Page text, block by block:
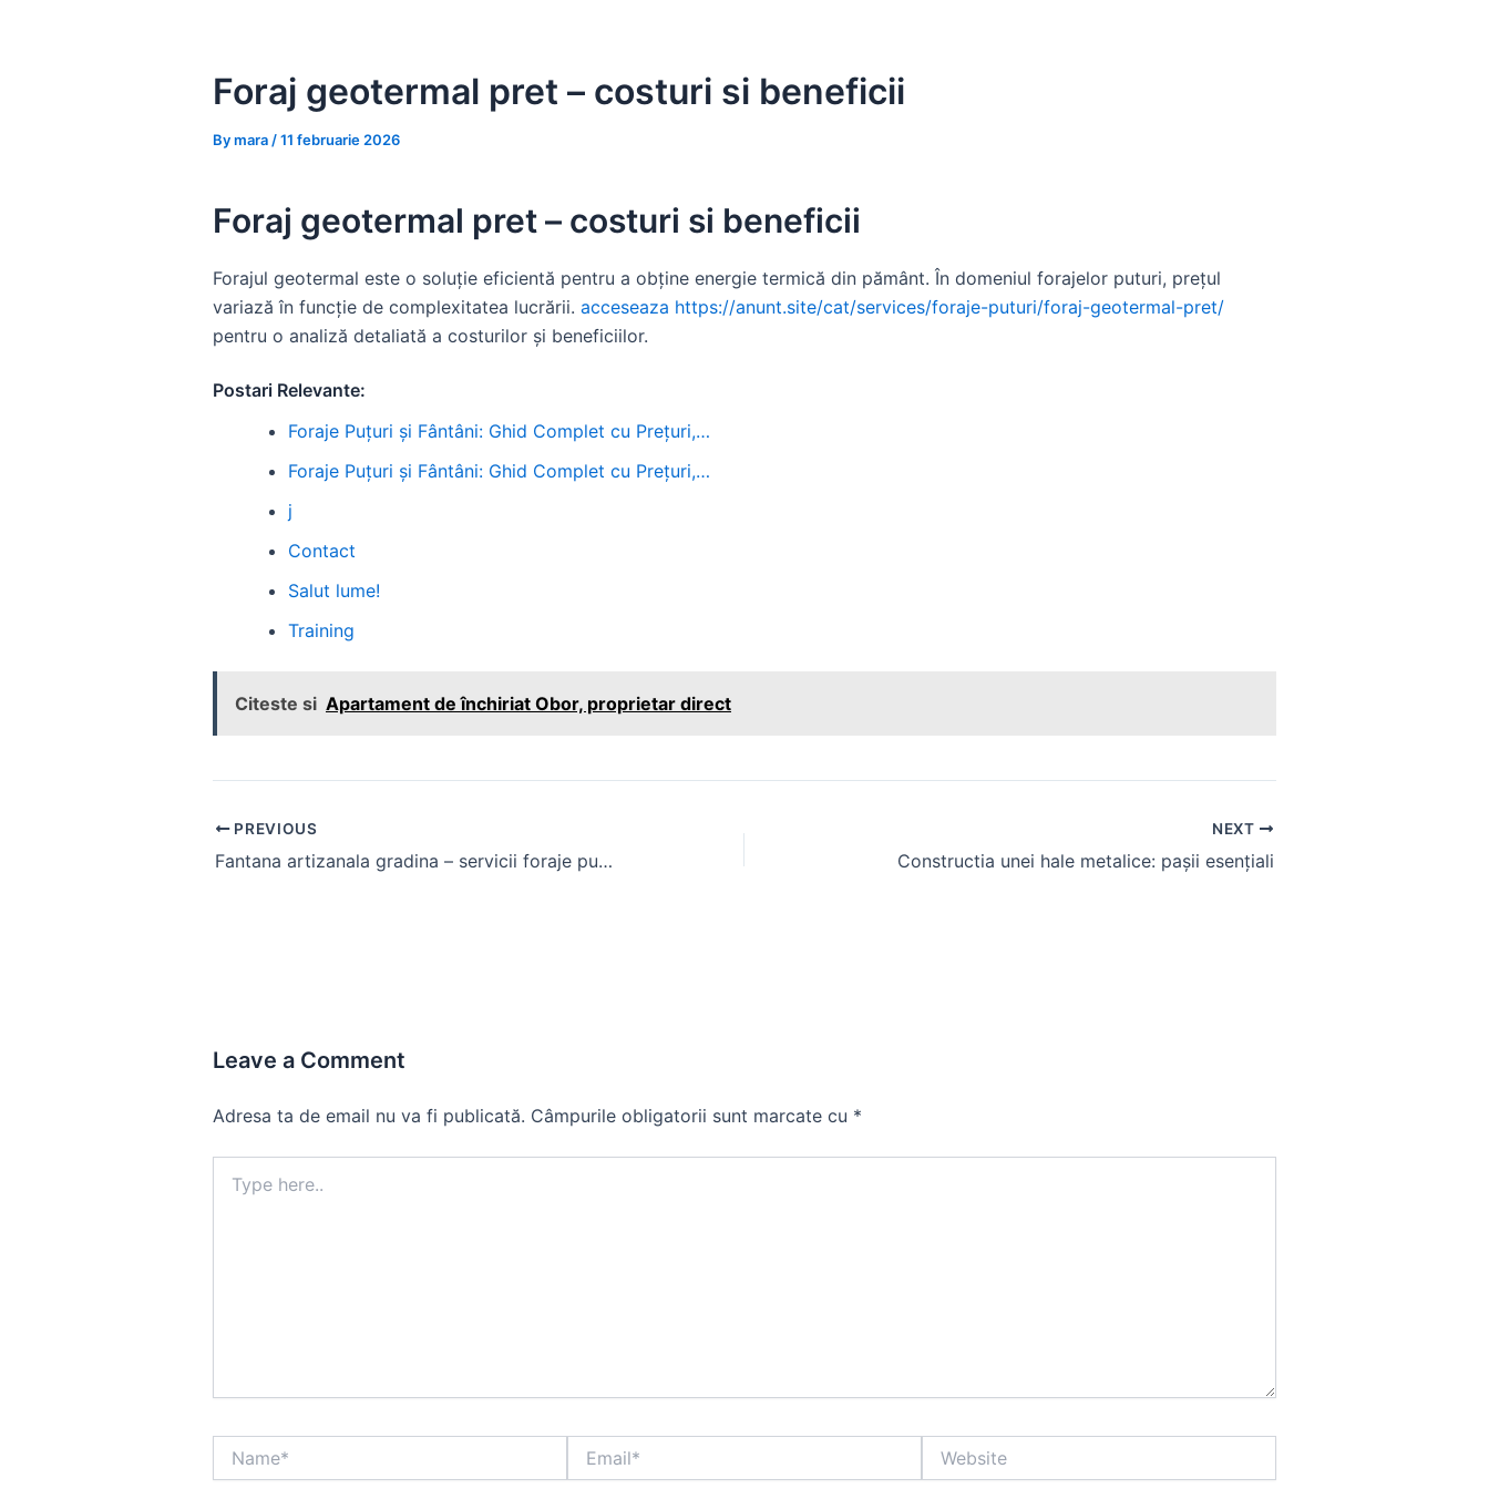
Foraj geotermal pret – costuri si beneficii
Bymara /11 februarie 2026
Foraj geotermal pret – costuri si beneficii
Forajul geotermal este o soluție eficientă pentru a obține energie termică din pământ. În domeniul forajelor puturi, prețul
variază în funcție de complexitatea lucrării. acceseaza https://anunt.site/cat/services/foraje-puturi/foraj-geotermal-pret/
pentru o analiză detaliată a costurilor și beneficiilor.
Postari Relevante:
Foraje Puțuri și Fântâni: Ghid Complet cu Prețuri,…
Foraje Puțuri și Fântâni: Ghid Complet cu Prețuri,…
j
Contact
Salut lume!
Training
Citeste si Apartament de închiriat Obor, proprietar direct
Post
navigation
PREVIOUS
Fantana artizanala gradina – servicii foraje puturi
NEXT
Constructia unei hale metalice: pașii esențiali
Leave a Comment
Adresa ta de email nu va fi publicată. Câmpurile obligatorii sunt marcate cu *
here..